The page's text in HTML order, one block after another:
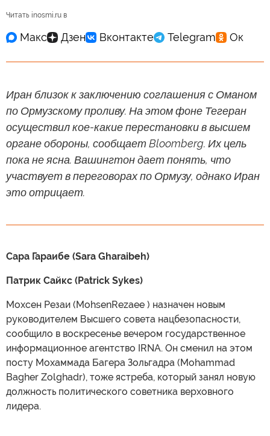
Читать inosmi.ru в
Иран близок к заключению соглашения с Оманом
по Ормузскому проливу. На этом фоне Тегеран
осуществил кое-какие перестановки в высшем
органе обороны, сообщает Bloomberg. Их цель
пока не ясна. Вашингтон дает понять, что
участвует в переговорах по Ормузу, однако Иран
это отрицает.
Сара Гараибе (Sara Gharaibeh)
Патрик Сайкс (Patrick Sykes)
Мохсен Резаи (MohsenRezaee ) назначен новым
руководителем Высшего совета нацбезопасности,
сообщило в воскресенье вечером государственное
информационное агентство IRNA. Он сменил на этом
посту Мохаммада Багера Зольгадра (Mohammad
Bagher Zolghadr), тоже ястреба, который занял новую
должность политического советника верховного
лидера.